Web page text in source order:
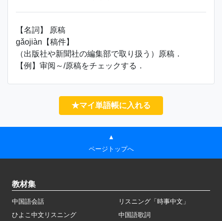
【名詞】 原稿
gǎojiàn【稿件】
（出版社や新聞社の編集部で取り扱う）原稿．
【例】审阅～/原稿をチェックする．
★マイ単語帳に入れる
▲
ページトップへ
教材集
中国語会話
リスニング「時事中文」
ひよこ中文リスニング
中国語歌詞